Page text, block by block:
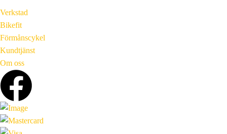
Verkstad
Bikefit
Förmånscykel
Kundtjänst
Om oss